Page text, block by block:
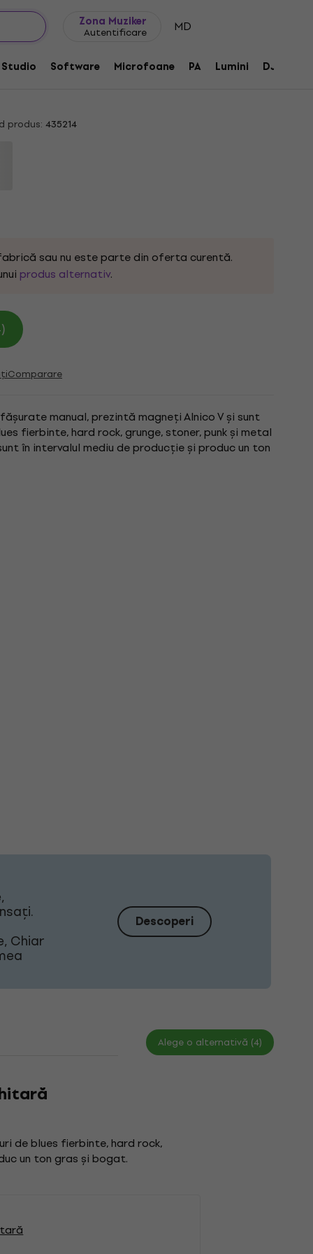
Zona Muziker
Autentificare MD
Studio Software Microfoane PA Lumini DJ
Boot Camp True Grit ST MW White
produs: 435214
sau nu este parte din oferta curentă.
produs alternativ.
Comparare
manual, prezintă magneți Alnico V și sunt
fierbinte, hard rock, grunge, stoner, punk și metal
în intervalul mediu de producție și produc un ton
Chiar
Descoperi
Alege o alternativă (4)
de blues fierbinte, hard rock,
un ton gras și bogat.